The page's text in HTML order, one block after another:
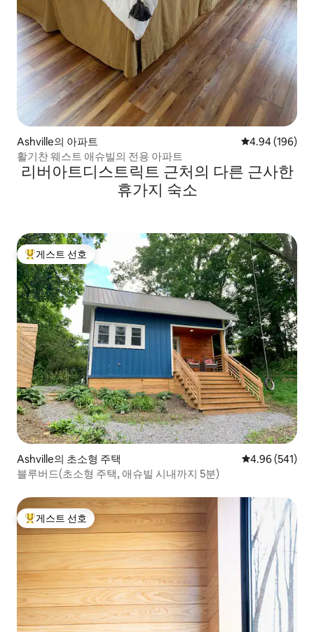
Ashville의 아파트 평점 4.94점(5
4.94 (196)
활기찬 웨스트 애슈빌의 전용 아파트
리버아트디스트릭트 근처의 다른 근사한
휴가지 숙소
상위 게스트 선호
게스트 선호
Ashville의 초소형 주택 평점 4.96점(5
4.96 (541)
블루버드(초소형 주택, 애슈빌 시내까지 5분)
상위 게스트 선호
게스트 선호